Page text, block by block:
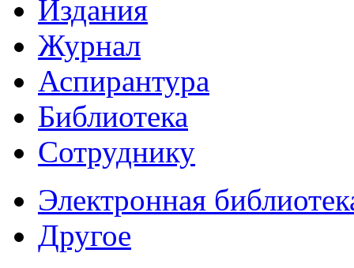
Издания
Журнал
Аспирантура
Библиотека
Сотруднику
Электронная
Другое